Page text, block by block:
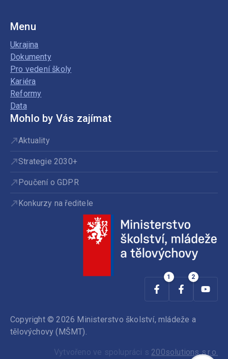
Menu
Ukrajina
Dokumenty
Pro vedení školy
Kariéra
Reformy
Data
Mohlo by Vás zajímat
Aktuality
Strategie 2030+
Poučení o GDPR
Konkurzy na ředitele
Copyright © 2026 Ministerstvo školství, mládeže a
tělovýchovy (MŠMT).
Vytvořeno ve spolupráci s 200solutions s.r.o.